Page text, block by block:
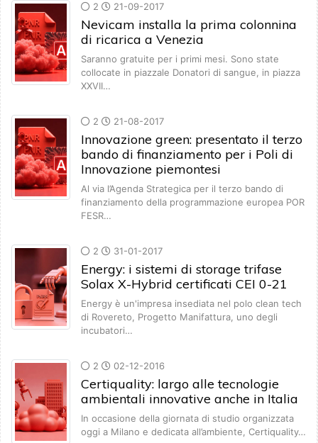
2 21-09-2017
Nevicam installa la prima colonnina
di ricarica a Venezia
Saranno gratuite per i primi mesi. Sono state
collocate in piazzale Donatori di sangue, in piazza
XXVII…
2 21-08-2017
Innovazione green: presentato il terzo
bando di finanziamento per i Poli di
Innovazione piemontesi
Al via l’Agenda Strategica per il terzo bando di
finanziamento della programmazione europea POR
FESR…
2 31-01-2017
Energy: i sistemi di storage trifase
Solax X-Hybrid certificati CEI 0-21
Energy è un'impresa insediata nel polo clean tech
di Rovereto, Progetto Manifattura, uno degli
incubatori…
2 02-12-2016
Certiquality: largo alle tecnologie
ambientali innovative anche in Italia
In occasione della giornata di studio organizzata
oggi a Milano e dedicata all’ambiente, Certiquality…